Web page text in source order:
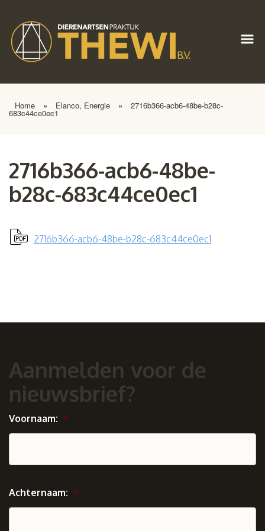
Home » Elanco, Energie » 2716b366-acb6-48be-b28c-
683c44ce0ec1
2716b366-acb6-48be-
b28c-683c44ce0ec1
2716b366-acb6-48be-b28c-683c44ce0ec1
Aanmelden voor de
nieuwsbrief?
Voornaam: *
Achternaam: *